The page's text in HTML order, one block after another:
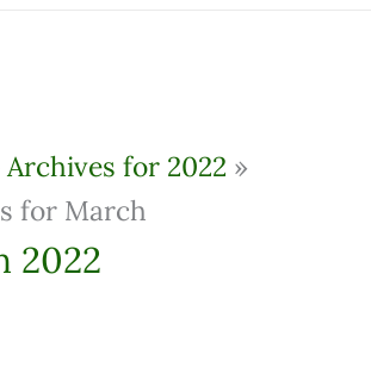
Archives for 2022 »
for March
2022